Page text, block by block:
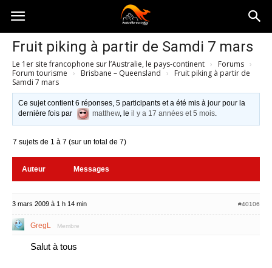
Australia-
australie.com
Fruit piking à partir de Samdi 7 mars
Le 1er site francophone sur l’Australie, le pays-continent › Forums ›
Forum tourisme › Brisbane – Queensland ›
Fruit piking à partir de
Samdi 7 mars
Ce sujet contient 6 réponses, 5 participants et a été mis à jour pour la
dernière fois par
matthew, leil y a 17 années et 5 mois.
7 sujets de 1 à 7 (sur un total de 7)
Auteur Messages
3 mars 2009 à 1 h 14 min #40106
GregL Membre
Salut à tous